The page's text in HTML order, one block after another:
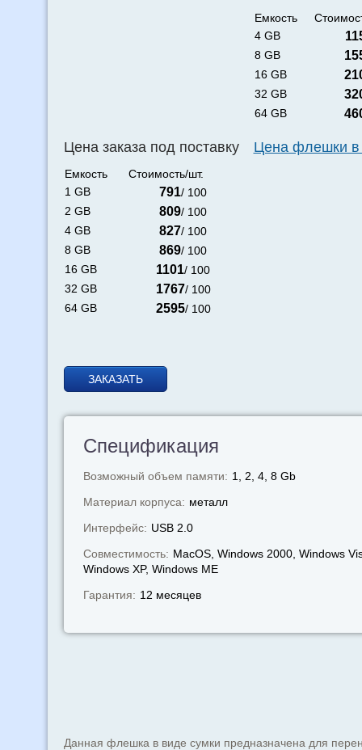
Цена заказа под поставку
Емкость
Стоимость/шт.
1 GB
791/ 100
2 GB
809/ 100
4 GB
827/ 100
8 GB
869/ 100
16 GB
1101/ 100
32 GB
1767/ 100
64 GB
2595/ 100
Емкость
4 GB
8 GB
16 GB
32 GB
64 GB
Цена флешки в
ЗАКАЗАТЬ
Спецификация
Возможный объем памяти: 1, 2, 4, 8 Gb
Материал корпуса: металл
Интерфейс: USB 2.0
Совместимость: MacOS, Windows 2000, Windows
Windows XP, Windows МЕ
Гарантия: 12 месяцев
Данная флешка в виде сумки предназначена для